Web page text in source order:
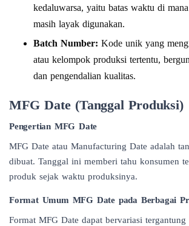
kedaluwarsa, yaitu batas waktu di
masih layak digunakan.
Batch Number: Kode unik yang
atau kelompok produksi tertentu,
dan pengendalian kualitas.
MFG Date (Tanggal Produksi)
Pengertian MFG Date
MFG Date atau Manufacturing Date adalah
dibuat. Tanggal ini memberi tahu konsumen
produk sejak waktu produksinya.
Format Umum MFG Date pada Berbagai
Format MFG Date dapat bervariasi